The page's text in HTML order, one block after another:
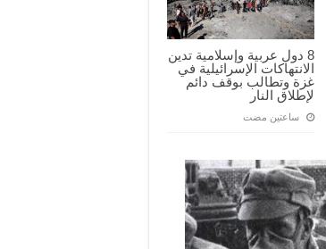
8 دول عربية وإسلامية تدين
الانتهاكات الإسرائيلية في
غزة وتطالب بوقف دائم
لإطلاق النار
‏ساعتين مضت